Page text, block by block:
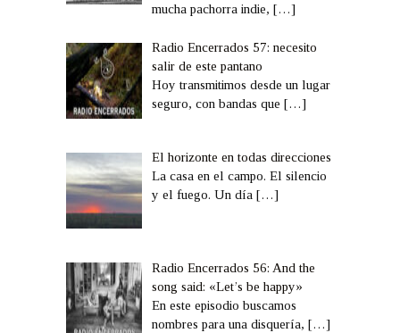
mucha pachorra indie,[…]
Radio Encerrados 57: necesito
salir de este pantano
Hoy transmitimos desde un lugar
seguro, con bandas que[…]
El horizonte en todas direcciones
La casa en el campo. El silencio
y el fuego. Un día[…]
Radio Encerrados 56: And the
song said: «Let’s be happy»
En este episodio buscamos
nombres para una disquería,[…]